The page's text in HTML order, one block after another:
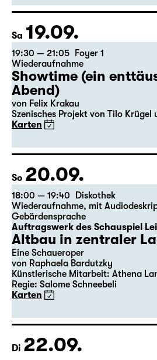
Sa 19.09.
19:30 — 21:05
Foyer 1
Wiederaufnahme
Showtime (ein
Abend)
von Felix Krakau
Szenisches Projekt von Tilo Krügel
Karten
So 20.09.
18:00 — 19:40
Diskothek
Wiederaufnahme, mit
Gebärdensprache
Auftragswerk des Schauspiel
Altbau in zentraler
Eine Schaueroper
von Raphaela Bardutzky
Künstlerische Mitarbeit: Athena
Regie: Salome Schneebeli
Karten
Di 22.09.